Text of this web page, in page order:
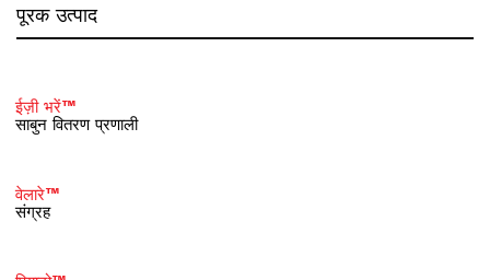
पूरक उत्पाद
ईज़ी भरें™
साबुन वितरण प्रणाली
वेलारे™
संग्रह